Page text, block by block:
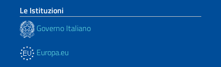
Le Istituzioni
Governo Italiano
Europa.eu